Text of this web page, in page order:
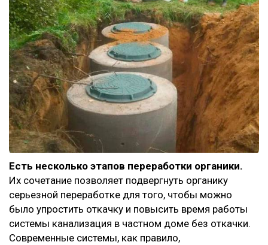
Есть несколько этапов переработки органики.
Их сочетание позволяет подвергнуть органику
серьезной переработке для того, чтобы можно
было упростить откачку и повысить время работы
системы канализация в частном доме без откачки.
Современные системы, как правило,